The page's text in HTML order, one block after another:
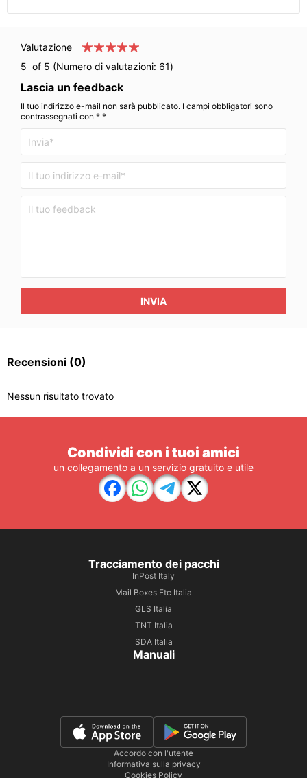
Valutazione
5 of 5 (Numero di valutazioni: 61)
Lascia un feedback
Il tuo indirizzo e-mail non sarà pubblicato. I campi obbligatori sono
contrassegnati con * *
INVIA
Recensioni (0)
Nessun risultato trovato
Condividi con i tuoi amici
un collegamento a un servizio gratuito e utile
Tracciamento dei pacchi
InPost Italy
Mail Boxes Etc Italia
GLS Italia
TNT Italia
SDA Italia
Manuali
Accordo con l'utente
Informativa sulla privacy
Cookies Policy